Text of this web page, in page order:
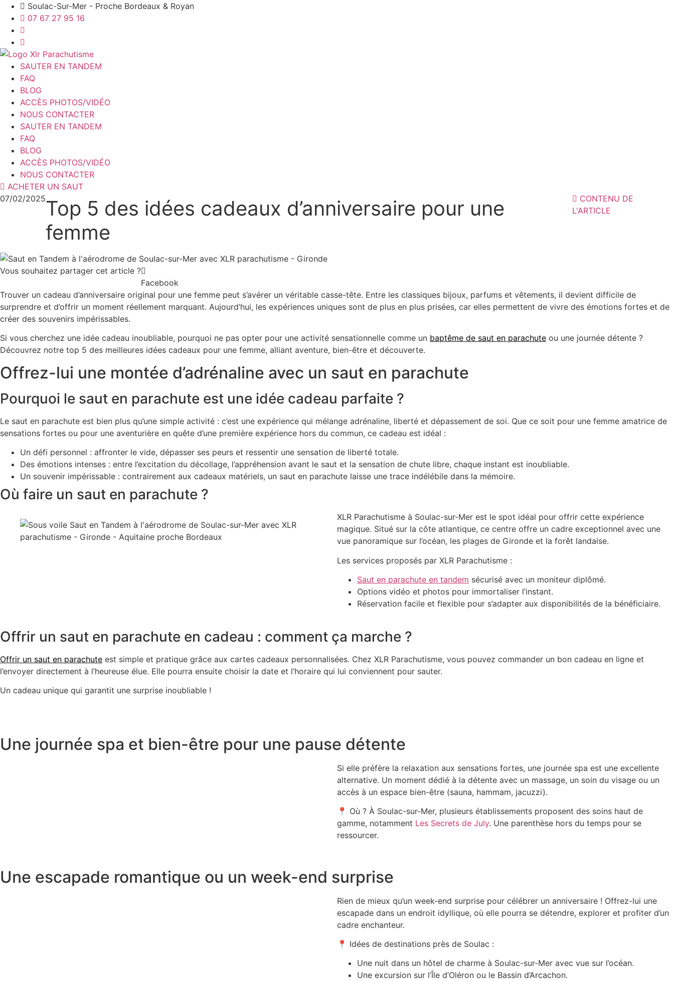
Aller
contenu
Soulac-Sur-Mer - Proche Bordeaux & Royan
07 67 27 95 16
SAUTER EN TANDEM
FAQ
BLOG
ACCÈS PHOTOS/VIDÉO
NOUS CONTACTER
SAUTER EN TANDEM
FAQ
BLOG
ACCÈS PHOTOS/VIDÉO
NOUS CONTACTER
ACHETER UN SAUT
07/02/2025Top 5 des idées cadeaux d’anniversaire pour une
femme
CONTENU DE
L'ARTICLE
Vous souhaitez partager cet article ?
Facebook
Trouver un cadeau d’anniversaire original pour une femme peut s’avérer un véritable casse-tête. Entre les classiques bijoux, parfums et vêtements, il devient difficile de
surprendre et d’offrir un moment réellement marquant. Aujourd’hui, les expériences uniques sont de plus en plus prisées, car elles permettent de vivre des émotions fortes et de
créer des souvenirs impérissables.
Si vous cherchez une idée cadeau inoubliable, pourquoi ne pas opter pour une activité sensationnelle comme un baptême de saut en parachute ou une journée détente ?
Découvrez notre top 5 des meilleures idées cadeaux pour une femme, alliant aventure, bien-être et découverte.
Offrez-lui une montée d’adrénaline avec un saut en parachute
Pourquoi le saut en parachute est une idée cadeau parfaite ?
Le saut en parachute est bien plus qu’une simple activité : c’est une expérience qui mélange adrénaline, liberté et dépassement de soi. Que ce soit pour une femme amatrice de
sensations fortes ou pour une aventurière en quête d’une première expérience hors du commun, ce cadeau est idéal :
Un défi personnel : affronter le vide, dépasser ses peurs et ressentir une sensation de liberté totale.
Des émotions intenses : entre l’excitation du décollage, l’appréhension avant le saut et la sensation de chute libre, chaque instant est inoubliable.
Un souvenir impérissable : contrairement aux cadeaux matériels, un saut en parachute laisse une trace indélébile dans la mémoire.
Où faire un saut en parachute ?
XLR Parachutisme à Soulac-sur-Mer est le spot idéal pour offrir cette expérience
magique. Situé sur la côte atlantique, ce centre offre un cadre exceptionnel avec une
vue panoramique sur l’océan, les plages de Gironde et la forêt landaise.
Les services proposés par XLR Parachutisme :
Saut en parachute en tandem sécurisé avec un moniteur diplômé.
Options vidéo et photos pour immortaliser l’instant.
Réservation facile et flexible pour s’adapter aux disponibilités de la bénéficiaire.
Offrir un saut en parachute en cadeau : comment ça marche ?
Offrir un saut en parachute est simple et pratique grâce aux cartes cadeaux personnalisées. Chez XLR Parachutisme, vous pouvez commander un bon cadeau en ligne et
l’envoyer directement à l’heureuse élue. Elle pourra ensuite choisir la date et l’horaire qui lui conviennent pour sauter.
Un cadeau unique qui garantit une surprise inoubliable !
Une journée spa et bien-être pour une pause détente
Si elle préfère la relaxation aux sensations fortes, une journée spa est une excellente
alternative. Un moment dédié à la détente avec un massage, un soin du visage ou un
accès à un espace bien-être (sauna, hammam, jacuzzi).
📍 Où ? À Soulac-sur-Mer, plusieurs établissements proposent des soins haut de
gamme, notamment Les Secrets de July. Une parenthèse hors du temps pour se
ressourcer.
Une escapade romantique ou un week-end surprise
Rien de mieux qu’un week-end surprise pour célébrer un anniversaire ! Offrez-lui une
escapade dans un endroit idyllique, où elle pourra se détendre, explorer et profiter d’un
cadre enchanteur.
📍 Idées de destinations près de Soulac :
Une nuit dans un hôtel de charme à Soulac-sur-Mer avec vue sur l’océan.
Une excursion sur l’Île d’Oléron ou le Bassin d’Arcachon.